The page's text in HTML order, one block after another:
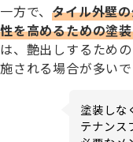
一方で、タイル外壁
性を高めるための塗
は、艶出しするため
施される場合が多いで
塗装しな
テナンス